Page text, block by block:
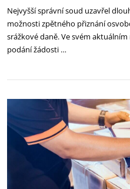
Nejvyšší správní soud uzavřel
možnosti zpětného přiznání
srážkové daně. Ve svém
podání žádosti …